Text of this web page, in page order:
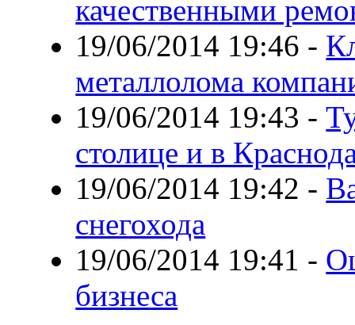
качественными
19/06/2014 19:46 -
металлолома
19/06/2014 19:43 -
столице и в
19/06/2014 19:42 -
снегохода
19/06/2014 19:41 -
бизнеса